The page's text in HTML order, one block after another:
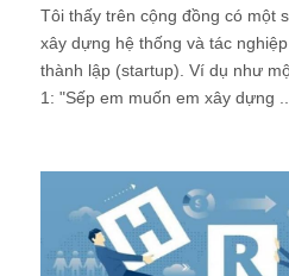
Tôi thấy trên cộng đồng có một
xây dựng hệ thống và tác
thành lập (startup). Ví dụ như
1: "Sếp em muốn em xây dựng ...